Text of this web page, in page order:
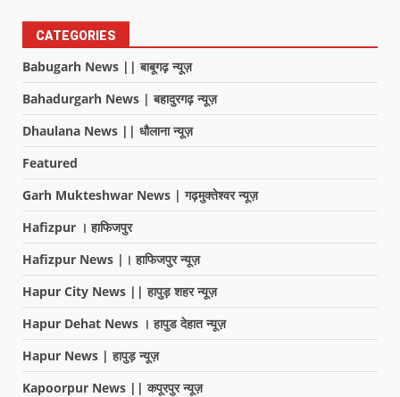
CATEGORIES
Babugarh News || बाबूगढ़ न्यूज़
Bahadurgarh News | बहादुरगढ़ न्यूज़
Dhaulana News || धौलाना न्यूज़
Featured
Garh Mukteshwar News | गढ़मुक्तेश्वर न्यूज़
Hafizpur । हाफिजपुर
Hafizpur News |। हाफिजपुर न्यूज़
Hapur City News || हापुड़ शहर न्यूज़
Hapur Dehat News । हापुड देहात न्यूज़
Hapur News | हापुड़ न्यूज़
Kapoorpur News || कपूरपुर न्यूज़